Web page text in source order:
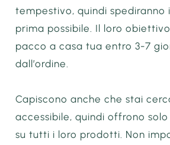
tempestivo, quindi spediranno
prima possibile. Il loro
pacco a casa tua entro 3-7
dall’ordine.
Capiscono anche che stai
accessibile, quindi offrono
su tutti i loro prodotti. Non